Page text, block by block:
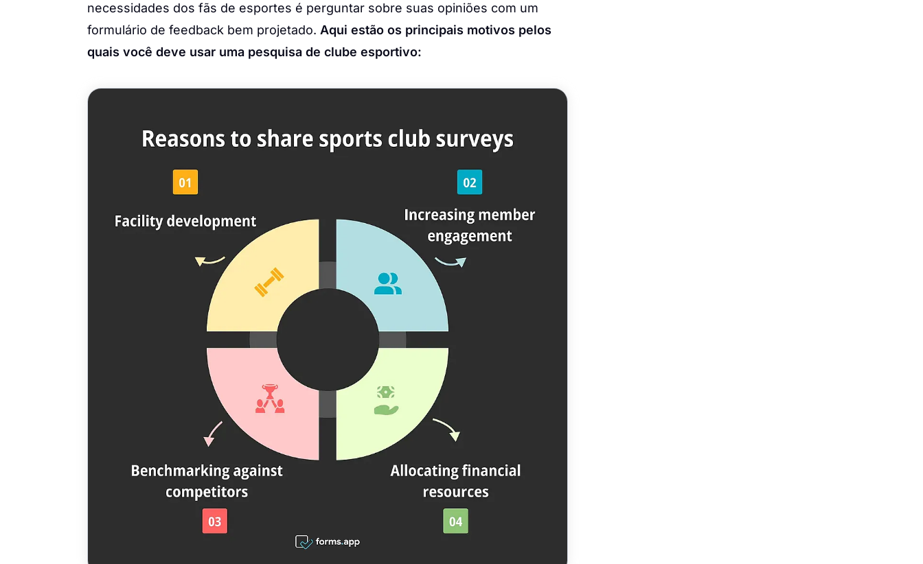
necessidades dos fãs de esportes é perguntar sobre suas opiniões com um
formulário de feedback bem projetado. Aqui estão os principais motivos pelos
quais você deve usar uma pesquisa de clube esportivo: